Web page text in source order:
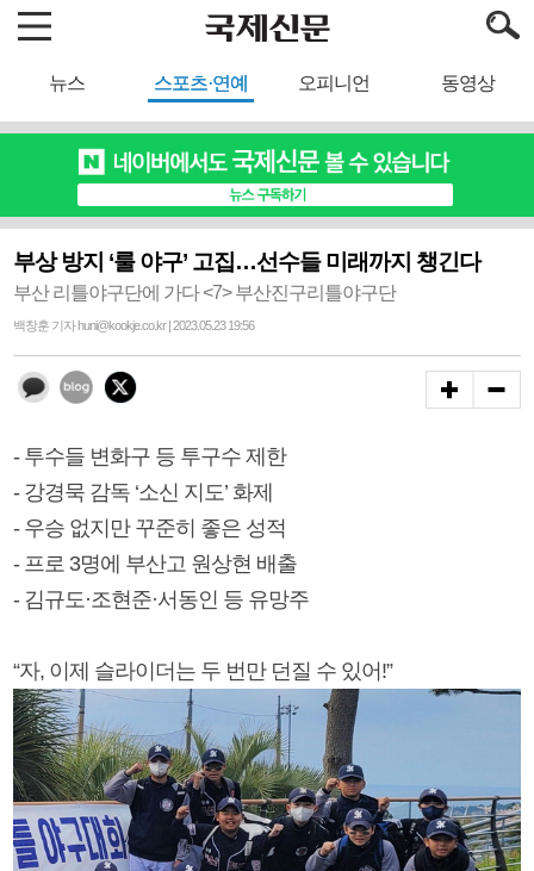
뉴스 스포츠·연예 오피니언 동영상
부상 방지 ‘룰 야구’ 고집…선수들 미래까지 챙긴다
부산 리틀야구단에 가다 <7> 부산진구리틀야구단
백창훈 기자 huni@kookje.co.kr | 2023.05.23 19:56
- 투수들 변화구 등 투구수 제한
- 강경묵 감독 ‘소신 지도’ 화제
- 우승 없지만 꾸준히 좋은 성적
- 프로 3명에 부산고 원상현 배출
- 김규도·조현준·서동인 등 유망주
“자, 이제 슬라이더는 두 번만 던질 수 있어!”